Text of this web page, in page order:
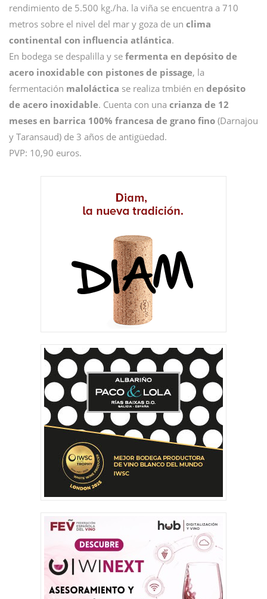
rendimiento de 5.500 kg./ha. la viña se encuentra a 710
metros sobre el nivel del mar y goza de un clima
continental con influencia atlántica.
En bodega se despalilla y se fermenta en depósito de
acero inoxidable con pistones de pissage, la
fermentación maloláctica se realiza tmbién en depósito
de acero inoxidable. Cuenta con una crianza de 12
meses en barrica 100% francesa de grano fino (Darnajou
y Taransaud) de 3 años de antigüedad.
PVP: 10,90 euros.